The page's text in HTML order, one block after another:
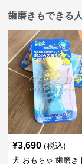
歯磨きもできる
¥3,690 (税込)
犬 おもちゃ 歯磨き